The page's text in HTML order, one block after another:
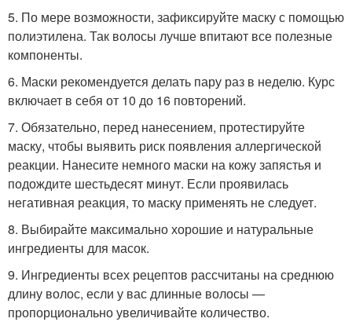
5. По мере возможности, зафиксируйте маску с помощью
полиэтилена. Так волосы лучше впитают все полезные
компоненты.
6. Маски рекомендуется делать пару раз в неделю. Курс
включает в себя от 10 до 16 повторений.
7. Обязательно, перед нанесением, протестируйте
маску, чтобы выявить риск появления аллергической
реакции. Нанесите немного маски на кожу запястья и
подождите шестьдесят минут. Если проявилась
негативная реакция, то маску применять не следует.
8. Выбирайте максимально хорошие и натуральные
ингредиенты для масок.
9. Ингредиенты всех рецептов рассчитаны на среднюю
длину волос, если у вас длинные волосы —
пропорционально увеличивайте количество.